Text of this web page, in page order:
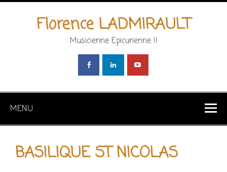
Florence LADMIRAULT
Musicienne Epicurienne !!
MENU
BASILIQUE ST NICOLAS